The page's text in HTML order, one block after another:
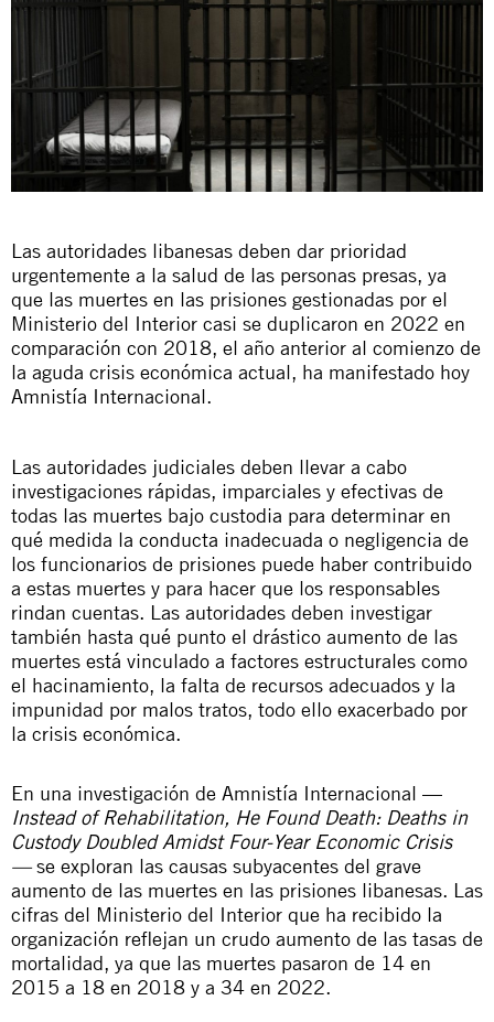
Las autoridades libanesas deben dar prioridad
urgentemente a la salud de las personas presas, ya
que las muertes en las prisiones gestionadas por el
Ministerio del Interior casi se duplicaron en 2022 en
comparación con 2018, el año anterior al comienzo de
la aguda crisis económica actual, ha manifestado hoy
Amnistía Internacional.
Las autoridades judiciales deben llevar a cabo
investigaciones rápidas, imparciales y efectivas de
todas las muertes bajo custodia para determinar en
qué medida la conducta inadecuada o negligencia de
los funcionarios de prisiones puede haber contribuido
a estas muertes y para hacer que los responsables
rindan cuentas. Las autoridades deben investigar
también hasta qué punto el drástico aumento de las
muertes está vinculado a factores estructurales como
el hacinamiento, la falta de recursos adecuados y la
impunidad por malos tratos, todo ello exacerbado por
la crisis económica.
En una investigación de Amnistía Internacional —
Instead of Rehabilitation, He Found Death: Deaths in
Custody Doubled Amidst Four-Year Economic Crisis
—se exploran las causas subyacentes del grave
aumento de las muertes en las prisiones libanesas. Las
cifras del Ministerio del Interior que ha recibido la
organización reflejan un crudo aumento de las tasas de
mortalidad, ya que las muertes pasaron de 14 en
2015 a 18 en 2018 y a 34 en 2022.